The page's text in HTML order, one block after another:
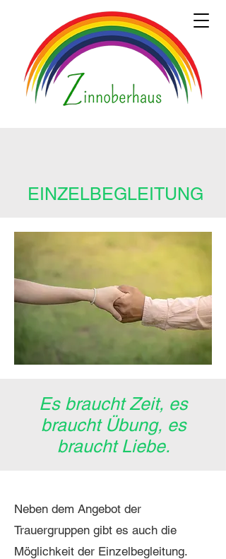
EINZELBEGLEITUNG
Es braucht Zeit, es
braucht Übung, es
braucht Liebe.
Neben dem Angebot der
Trauergruppen gibt es auch die
Möglichkeit der Einzelbegleitung.